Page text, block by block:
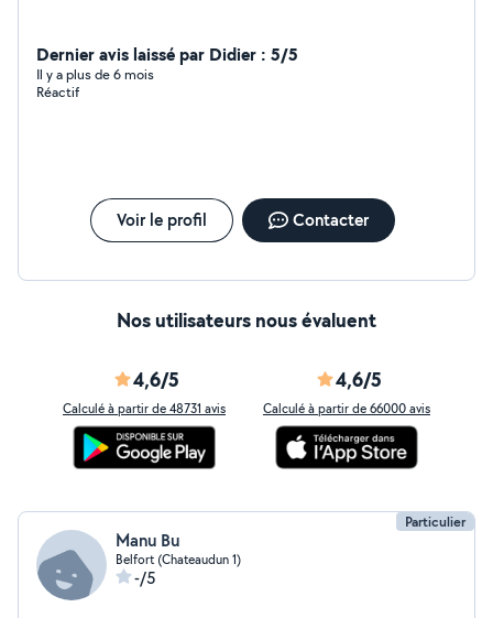
Dernier avis laissé par Didier : 5/5
Il y a plus de 6 mois
Réactif
Voir le profil Contacter
Nos utilisateurs nous évaluent
4,6/5
Calculé à partir de 48731 avis
4,6/5
Calculé à partir de 66000 avis
Particulier
Manu Bu
Belfort (Chateaudun 1)
-/5